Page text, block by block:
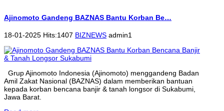
Ajinomoto Gandeng BAZNAS Bantu Korban Be…
18-01-2025 Hits:1407 BIZNEWS admin1
Grup Ajinomoto Indonesia (Ajinomoto) menggandeng Badan
Amil Zakat Nasional (BAZNAS) dalam memberikan bantuan
kepada korban bencana banjir & tanah longsor di Sukabumi,
Jawa Barat.